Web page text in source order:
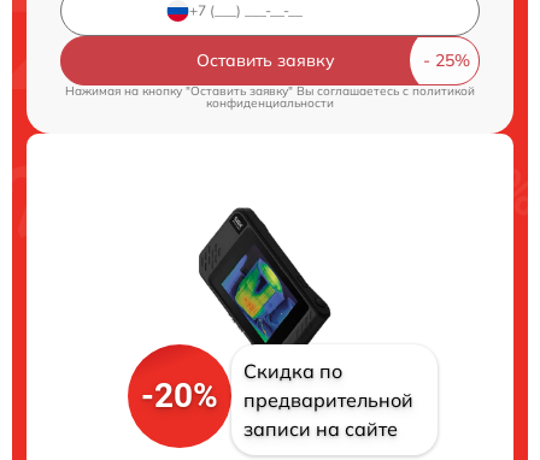
Оставить заявку
Нажимая на кнопку "Оставить заявку" Вы соглашаетесь cполитикой
конфиденциальности
-20%
Скидка по
предварительной
записи на сайте